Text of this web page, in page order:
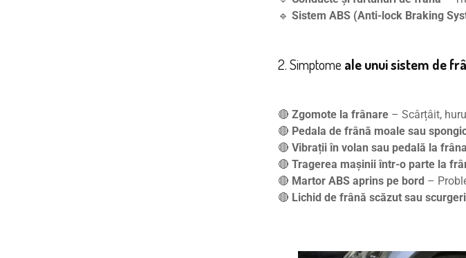
🔹 Sistem ABS (Anti-lock Braking
2. Simptome ale unui sistem de
🔴 Zgomote la frânare – Scârțâit,
🔴 Pedala de frână moale sau
🔴 Vibrații în volan sau pedală la
🔴 Tragerea mașinii într-o parte la
🔴 Martor ABS aprins pe bord –
🔴 Lichid de frână scăzut sau